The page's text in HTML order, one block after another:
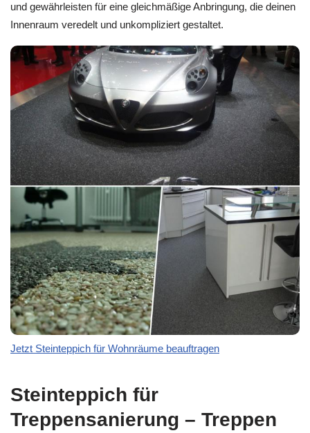
und gewährleisten für eine gleichmäßige Anbringung, die deinen
Innenraum veredelt und unkompliziert gestaltet.
Jetzt Steinteppich für Wohnräume beauftragen
Steinteppich für
Treppensanierung – Treppen